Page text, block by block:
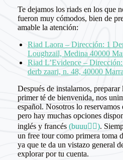
Te dejamos los riads en los que
fueron muy cómodos, bien de
amable la atención:
Riad Laora – Dirección: 1
Loughzail, Medina 40000
Riad L’Evidence –
derb zaari, n. 48, 40000
Después de instalarnos,
primer té de bienvenida, nos
español. Nosotros lo reservamos
pero hay muchas opciones
inglés y francés (buuu👎🏻).
un free tour como primera toma
ya que te da un vistazo general
explorar por tu cuenta.